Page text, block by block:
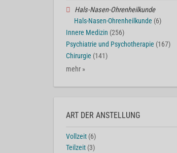
Hals-Nasen-Ohrenheilkunde
Hals-Nasen-Ohrenheilkunde (6)
Innere Medizin (256)
Psychiatrie und Psychotherapie (167)
Chirurgie (141)
mehr »
ART DER ANSTELLUNG
Vollzeit (6)
Teilzeit (3)